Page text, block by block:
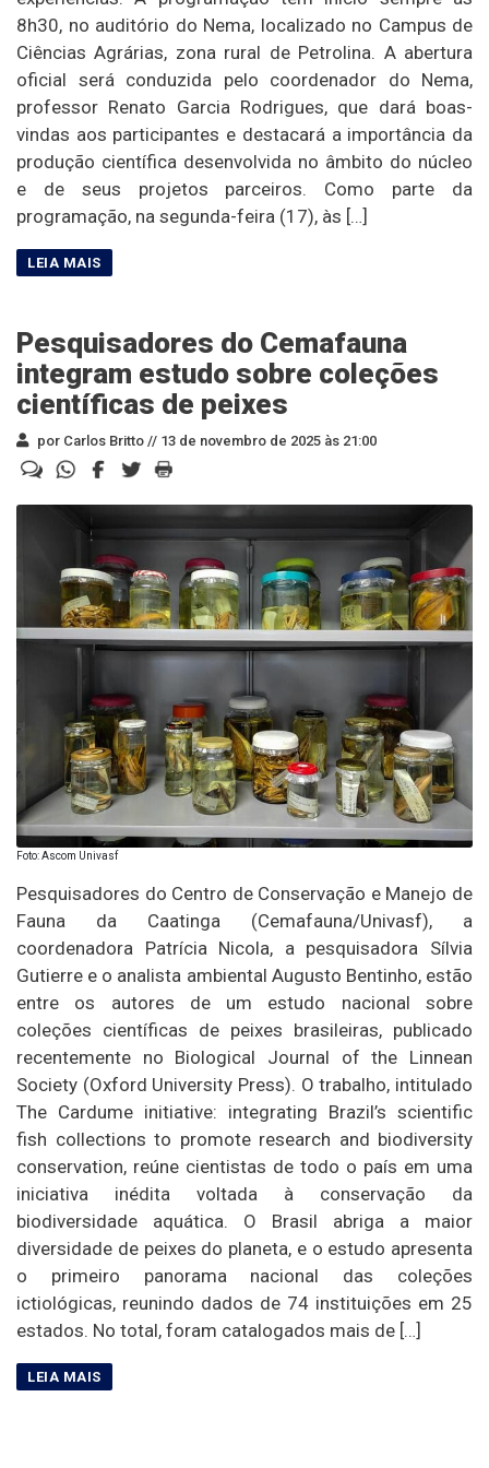
8h30, no auditório do Nema, localizado no Campus de
Ciências Agrárias, zona rural de Petrolina. A abertura
oficial será conduzida pelo coordenador do Nema,
professor Renato Garcia Rodrigues, que dará boas-
vindas aos participantes e destacará a importância da
produção científica desenvolvida no âmbito do núcleo
e de seus projetos parceiros. Como parte da
programação, na segunda-feira (17), às […]
Pesquisadores do Cemafauna
integram estudo sobre coleções
científicas de peixes
por Carlos Britto // 13 de novembro de 2025 às 21:00
Foto: Ascom Univasf
Pesquisadores do Centro de Conservação e Manejo de
Fauna da Caatinga (Cemafauna/Univasf), a
coordenadora Patrícia Nicola, a pesquisadora Sílvia
Gutierre e o analista ambiental Augusto Bentinho, estão
entre os autores de um estudo nacional sobre
coleções científicas de peixes brasileiras, publicado
recentemente no Biological Journal of the Linnean
Society (Oxford University Press). O trabalho, intitulado
The Cardume initiative: integrating Brazil’s scientific
fish collections to promote research and biodiversity
conservation, reúne cientistas de todo o país em uma
iniciativa inédita voltada à conservação da
biodiversidade aquática. O Brasil abriga a maior
diversidade de peixes do planeta, e o estudo apresenta
o primeiro panorama nacional das coleções
ictiológicas, reunindo dados de 74 instituições em 25
estados. No total, foram catalogados mais de […]